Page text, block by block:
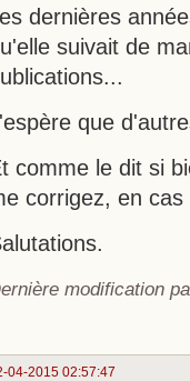
dernières
suivait de
que
comme le dit si
corrigez, en
modification
04-2015 02:57:47